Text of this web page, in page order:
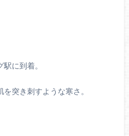
に到着。
突き刺すような寒さ。